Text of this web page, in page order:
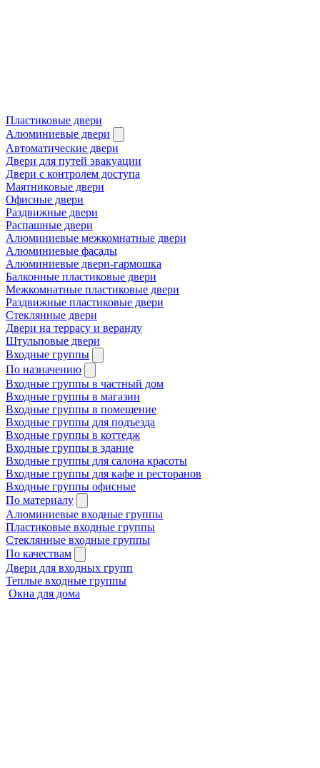
Пластиковые двери
Алюминиевые двери
Автоматические двери
Двери для путей эвакуации
Двери с контролем доступа
Маятниковые двери
Офисные двери
Раздвижные двери
Распашные двери
Алюминиевые межкомнатные двери
Алюминиевые фасады
Алюминиевые двери-гармошка
Балконные пластиковые двери
Межкомнатные пластиковые двери
Раздвижные пластиковые двери
Стеклянные двери
Двери на террасу и веранду
Штульповые двери
Входные группы
По назначению
Входные группы в частный дом
Входные группы в магазин
Входные группы в помещение
Входные группы для подъезда
Входные группы в коттедж
Входные группы в здание
Входные группы для салона красоты
Входные группы для кафе и ресторанов
Входные группы офисные
По материалу
Алюминиевые входные группы
Пластиковые входные группы
Стеклянные входные группы
По качествам
Двери для входных групп
Теплые входные группы
Окна для дома